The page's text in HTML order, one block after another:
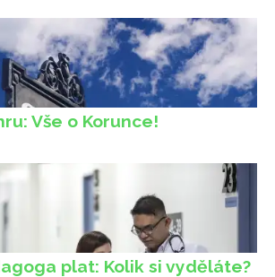
Vše o Korunce!
plat: Kolik si vyděláte?